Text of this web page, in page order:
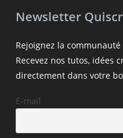
Newsletter
Rejoignez la
Recevez nos tutos, idées
directement dans votre
E-mail